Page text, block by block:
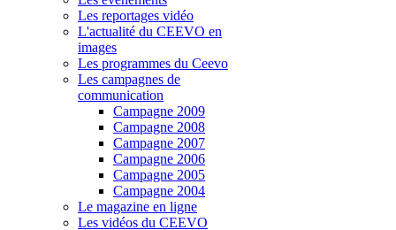
Les reportages vidéo
L'actualité du CEEVO en
images
Les programmes du Ceevo
Les campagnes de
communication
Campagne 2009
Campagne 2008
Campagne 2007
Campagne 2006
Campagne 2005
Campagne 2004
Le magazine en ligne
Les vidéos du CEEVO